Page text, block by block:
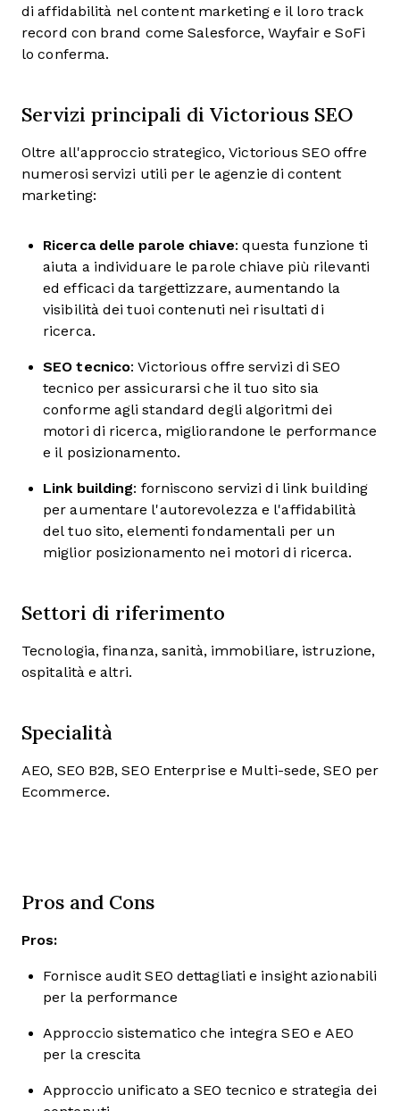
di affidabilità nel content marketing e il loro track
record con brand come Salesforce, Wayfair e SoFi
lo conferma.
Servizi principali di Victorious SEO
Oltre all'approccio strategico, Victorious SEO offre
numerosi servizi utili per le agenzie di content
marketing:
Ricerca delle parole chiave: questa funzione ti
aiuta a individuare le parole chiave più rilevanti
ed efficaci da targettizzare, aumentando la
visibilità dei tuoi contenuti nei risultati di
ricerca.
SEO tecnico: Victorious offre servizi di SEO
tecnico per assicurarsi che il tuo sito sia
conforme agli standard degli algoritmi dei
motori di ricerca, migliorandone le performance
e il posizionamento.
Link building: forniscono servizi di link building
per aumentare l'autorevolezza e l'affidabilità
del tuo sito, elementi fondamentali per un
miglior posizionamento nei motori di ricerca.
Settori di riferimento
Tecnologia, finanza, sanità, immobiliare, istruzione,
ospitalità e altri.
Specialità
AEO, SEO B2B, SEO Enterprise e Multi-sede, SEO per
Ecommerce.
Pros and Cons
Pros:
Fornisce audit SEO dettagliati e insight azionabili
per la performance
Approccio sistematico che integra SEO e AEO
per la crescita
Approccio unificato a SEO tecnico e strategia dei